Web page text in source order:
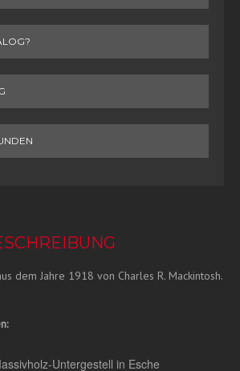
dem Jahre 1918 von Charles R. Mackintosh.
Untergestell in Esche